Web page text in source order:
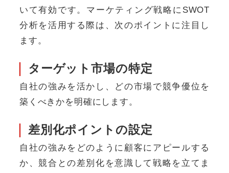
いて有効です。マーケティング戦略にSWOT
分析を活用する際は、次のポイントに注目し
ます。
ターゲット市場の特定
自社の強みを活かし、どの市場で競争優位を
築くべきかを明確にします。
差別化ポイントの設定
自社の強みをどのように顧客にアピールする
か、競合との差別化を意識して戦略を立てま